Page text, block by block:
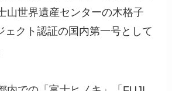
山世界遺産センターの木格子
ェクト認証の国内第一号として